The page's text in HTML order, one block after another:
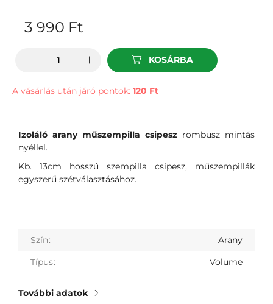
3 990 Ft
KOSÁRBA
A vásárlás után járó pontok: 120 Ft
Izoláló arany műszempilla csipesz rombusz mintás
nyéllel.
Kb. 13cm hosszú szempilla csipesz, műszempillák
egyszerű szétválasztásához.
Szín
Arany
Típus
Volume
További adatok